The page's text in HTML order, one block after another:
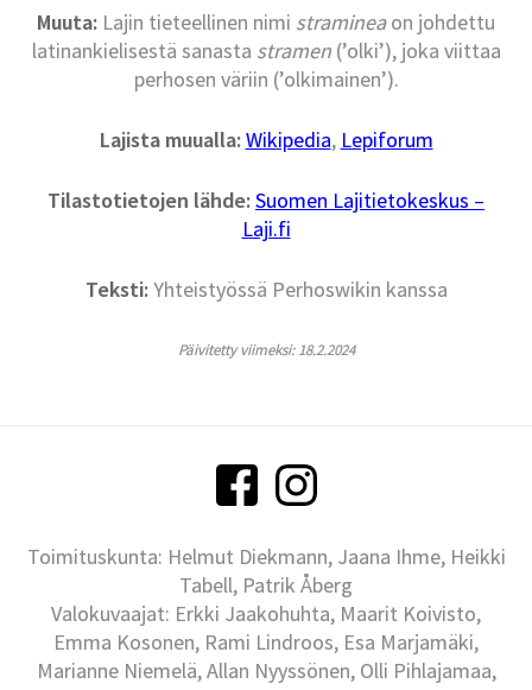
Muuta: Lajin tieteellinen nimi stramineaon johdettu
latinankielisestä sanasta stramen(’olki’), joka viittaa
perhosen väriin (’olkimainen’).
Lajista muualla:Wikipedia, Lepiforum
Tilastotietojen lähde:Suomen Lajitietokeskus –
Laji.fi
Teksti:Yhteistyössä Perhoswikin kanssa
Päivitetty viimeksi: 18.2.2024
Toimituskunta: Helmut Diekmann, Jaana Ihme, Heikki
Tabell, Patrik Åberg
Valokuvaajat: Erkki Jaakohuhta, Maarit Koivisto,
Emma Kosonen, Rami Lindroos, Esa Marjamäki,
Marianne Niemelä, Allan Nyyssönen, Olli Pihlajamaa,